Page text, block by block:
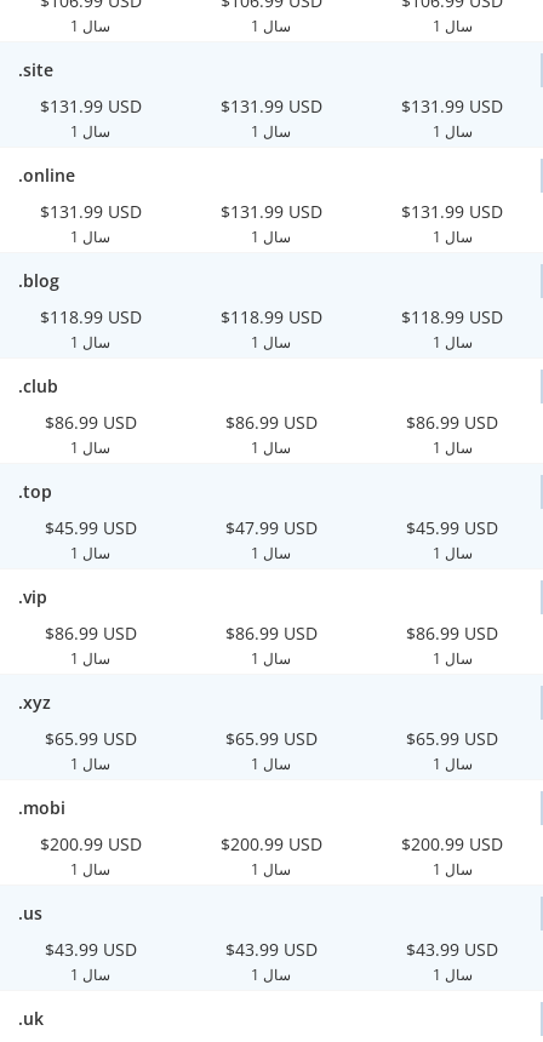
1 سال 1 سال 1 سال
.site
$131.99 USD
1 سال
$131.99 USD
1 سال
$131.99 USD
1 سال
.online
$131.99 USD
1 سال
$131.99 USD
1 سال
$131.99 USD
1 سال
.blog
$118.99 USD
1 سال
$118.99 USD
1 سال
$118.99 USD
1 سال
.club
$86.99 USD
1 سال
$86.99 USD
1 سال
$86.99 USD
1 سال
.top
$45.99 USD
1 سال
$47.99 USD
1 سال
$45.99 USD
1 سال
.vip
$86.99 USD
1 سال
$86.99 USD
1 سال
$86.99 USD
1 سال
.xyz
$65.99 USD
1 سال
$65.99 USD
1 سال
$65.99 USD
1 سال
.mobi
$200.99 USD
1 سال
$200.99 USD
1 سال
$200.99 USD
1 سال
.us
$43.99 USD
1 سال
$43.99 USD
1 سال
$43.99 USD
1 سال
.uk